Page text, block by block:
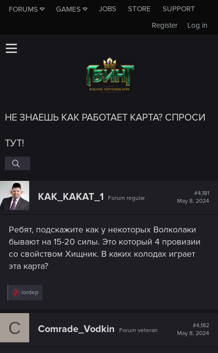
FORUMS GAMES JOBS STORE
SUPPORT
Log in
Register
НЕ ЗНАЕШЬ КАК РАБОТАЕТ КАРТА? СПРОСИ
ТУТ!
KAK_KAKAT_1 Forum regular
#4,181
May 8, 2024
Ребят, подскажите как у некоторых Волколаки
бывают на 15-20 силы. Это который 4 провизии
со свойством Хищник. В каких колодах играет
эта карта?
R
c
lordep
C Comrade_Vodkin Forum veteran
#4,182
May 8, 2024